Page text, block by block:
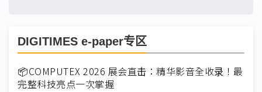
DIGITIMES e-paper专区
📦COMPUTEX 2026 展会直击：精华影音全收录！最
完整科技亮点一次掌握